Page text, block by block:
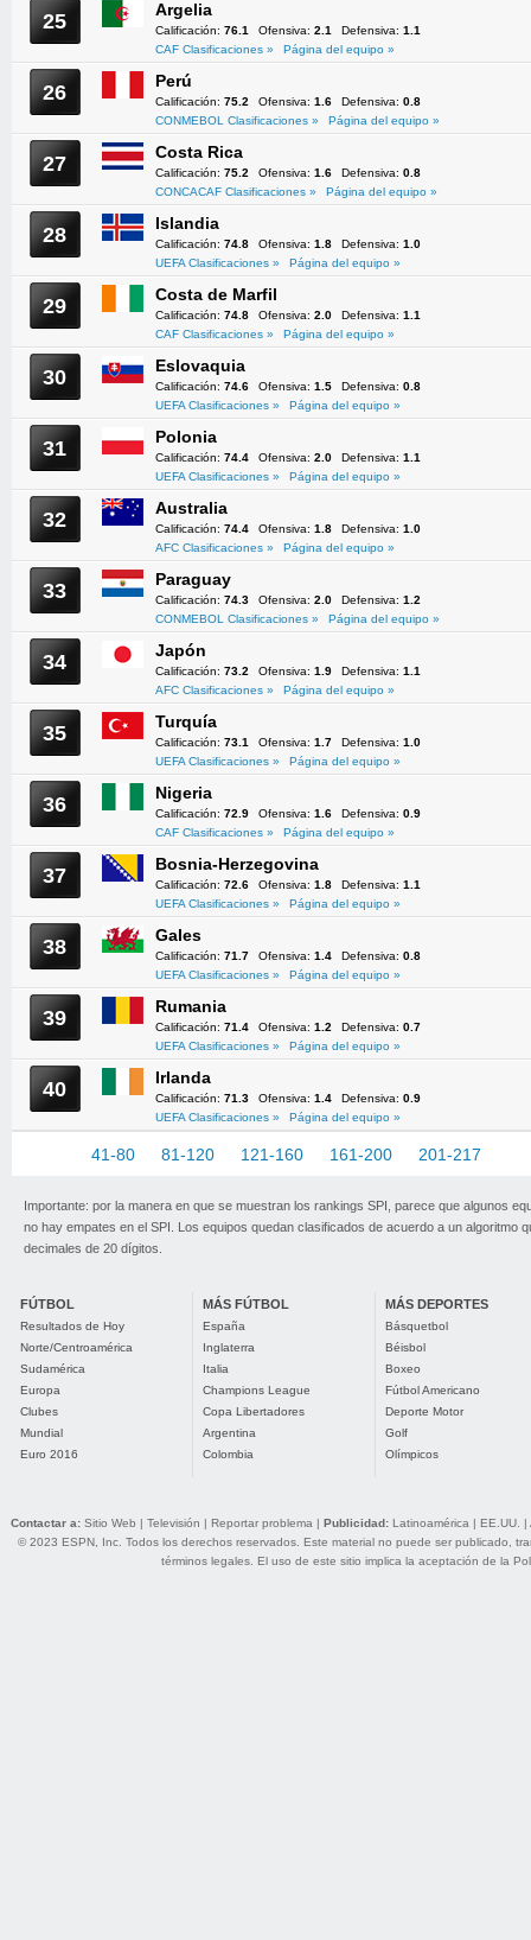
25 Argelia
Calificación: 76.1 Ofensiva: 2.1 Defensiva: 1.1
CAF Clasificaciones »
Página del equipo »
26 Perú
Calificación: 75.2 Ofensiva: 1.6 Defensiva: 0.8
CONMEBOL Clasificaciones »
Página del equipo »
27 Costa Rica
Calificación: 75.2 Ofensiva: 1.6 Defensiva: 0.8
CONCACAF Clasificaciones »
Página del equipo »
28 Islandia
Calificación: 74.8 Ofensiva: 1.8 Defensiva: 1.0
UEFA Clasificaciones »
Página del equipo »
29 Costa de Marfil
Calificación: 74.8 Ofensiva: 2.0 Defensiva: 1.1
CAF Clasificaciones »
Página del equipo »
30 Eslovaquia
Calificación: 74.6 Ofensiva: 1.5 Defensiva: 0.8
UEFA Clasificaciones »
Página del equipo »
31 Polonia
Calificación: 74.4 Ofensiva: 2.0 Defensiva: 1.1
UEFA Clasificaciones »
Página del equipo »
32 Australia
Calificación: 74.4 Ofensiva: 1.8 Defensiva: 1.0
AFC Clasificaciones »
Página del equipo »
33 Paraguay
Calificación: 74.3 Ofensiva: 2.0 Defensiva: 1.2
CONMEBOL Clasificaciones »
Página del equipo »
34 Japón
Calificación: 73.2 Ofensiva: 1.9 Defensiva: 1.1
AFC Clasificaciones »
Página del equipo »
35 Turquía
Calificación: 73.1 Ofensiva: 1.7 Defensiva: 1.0
UEFA Clasificaciones »
Página del equipo »
36 Nigeria
Calificación: 72.9 Ofensiva: 1.6 Defensiva: 0.9
CAF Clasificaciones »
Página del equipo »
37 Bosnia-Herzegovina
Calificación: 72.6 Ofensiva: 1.8 Defensiva: 1.1
UEFA Clasificaciones »
Página del equipo »
38 Gales
Calificación: 71.7 Ofensiva: 1.4 Defensiva: 0.8
UEFA Clasificaciones »
Página del equipo »
39 Rumania
Calificación: 71.4 Ofensiva: 1.2 Defensiva: 0.7
UEFA Clasificaciones »
Página del equipo »
40 Irlanda
Calificación: 71.3 Ofensiva: 1.4 Defensiva: 0.9
UEFA Clasificaciones »
Página del equipo »
41-80 81-120 121-160 161-200 201-217
Importante: por la manera en que se muestran los rankings SPI, parece que algunos
no hay empates en el SPI. Los equipos quedan clasificados de acuerdo a un algoritmo
decimales de 20 dígitos.
FÚTBOL
Resultados de Hoy
Norte/Centroamérica
Sudamérica
Europa
Clubes
Mundial
Euro 2016
MÁS FÚTBOL
España
Inglaterra
Italia
Champions League
Copa Libertadores
Argentina
Colombia
MÁS DEPORTES
Básquetbol
Béisbol
Boxeo
Fútbol Americano
Deporte Motor
Golf
Olímpicos
Contactar a: Sitio Web | Televisión | Reportar problema | Publicidad: Latinoamérica | EE.UU. |
© 2023 ESPN, Inc. Todos los derechos reservados. Este material no puede ser publicado,
términos legales. El uso de este sitio implica la aceptación de la